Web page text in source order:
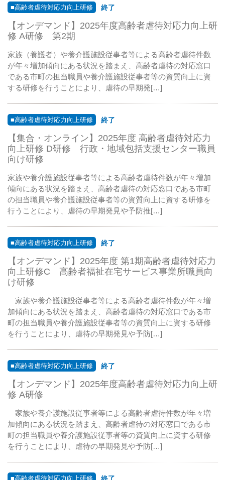
■高齢者虐待対応力向上研修 終了
【オンデマンド】2025年度高齢者虐待対応力向上研
修 A研修 第2期
家族（養護者）や養介護施設従事者等による高齢者虐待件数
が年々増加傾向にある状況を踏まえ、高齢者虐待の対応窓口
である市町の担当職員や養介護施設従事者等の資質向上に資
する研修を行うことにより、虐待の早期発[…]
■高齢者虐待対応力向上研修 終了
【集合・オンライン】2025年度 高齢者虐待対応力
向上研修 D研修 行政・地域包括支援センター職員
向け研修
家族や養介護施設従事者等による高齢者虐待件数が年々増加
傾向にある状況を踏まえ、高齢者虐待の対応窓口である市町
の担当職員や養介護施設従事者等の資質向上に資する研修を
行うことにより、虐待の早期発見や予防推[…]
■高齢者虐待対応力向上研修 終了
【オンデマンド】2025年度 第1期高齢者虐待対応力
向上研修C 高齢者福祉在宅サービス事業所職員向
け研修
家族や養介護施設従事者等による高齢者虐待件数が年々増
加傾向にある状況を踏まえ、高齢者虐待の対応窓口である市
町の担当職員や養介護施設従事者等の資質向上に資する研修
を行うことにより、虐待の早期発見や予防[…]
■高齢者虐待対応力向上研修 終了
【オンデマンド】2025年度高齢者虐待対応力向上研
修 A研修
家族や養介護施設従事者等による高齢者虐待件数が年々増
加傾向にある状況を踏まえ、高齢者虐待の対応窓口である市
町の担当職員や養介護施設従事者等の資質向上に資する研修
を行うことにより、虐待の早期発見や予防[…]
■高齢者虐待対応力向上研修